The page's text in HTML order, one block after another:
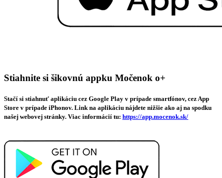
Stiahnite si šikovnú appku Močenok o+
Stačí si stiahnuť aplikáciu cez Google Play v prípade smartfónov, cez App
Store v prípade iPhonov. Link na aplikáciu nájdete nižšie ako aj na spodku
našej webovej stránky. Viac informácií tu: https://app.mocenok.sk/